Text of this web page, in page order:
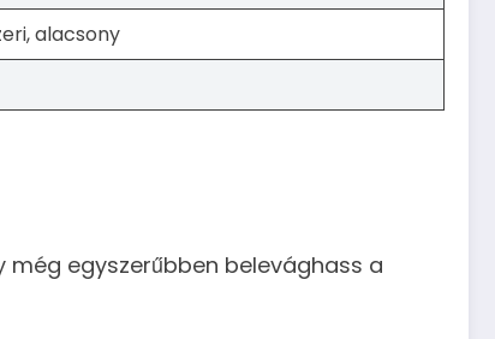
alacsony
egyszerűbben belevághass a